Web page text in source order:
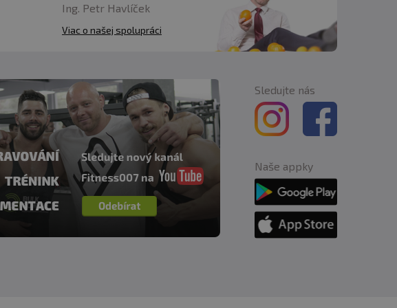
tréninku doplňujte dostatečně
Ing. Petr Havlíček
Viac o našej spolupráci
Sledujte nás
Naše appky